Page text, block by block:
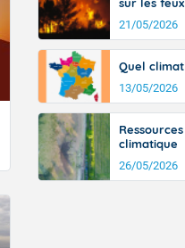
21/05/2026
Quel
13/05/2026
climatique
26/05/2026